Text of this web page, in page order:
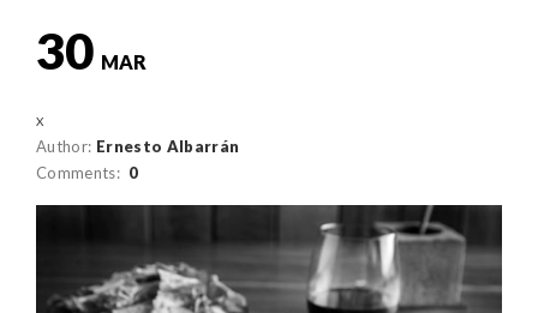
30 MAR
Author: Ernesto Albarrán
Comments: 0